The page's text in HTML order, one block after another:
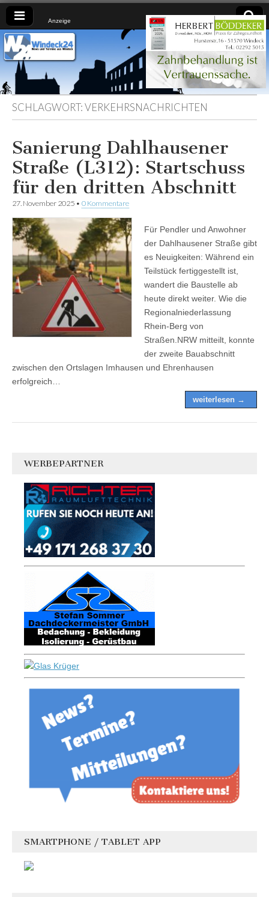
Anzeige
Windeck24
Nachrichten
aus dem
Ländchen
für das
Ländchen
SCHLAGWORT:VERKEHRSNACHRICHTEN
Sanierung Dahlhausener
Straße (L312): Startschuss
für den dritten Abschnitt
27. November 2025 • 0 Kommentare
Für Pendler und Anwohner
der Dahlhausener Straße gibt
es Neuigkeiten: Während ein
Teilstück fertiggestellt ist,
wandert die Baustelle ab
heute direkt weiter. Wie die
Regionalniederlassung
Rhein-Berg von
Straßen.NRW mitteilt, konnte
der zweite Bauabschnitt
zwischen den Ortslagen Imhausen und Ehrenhausen
erfolgreich…
weiterlesen →
WERBEPARTNER
SMARTPHONE / TABLET APP